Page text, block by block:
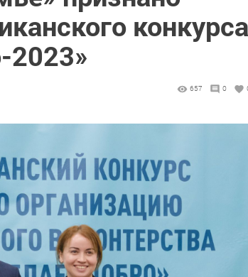
конкурса
2023»
657 0